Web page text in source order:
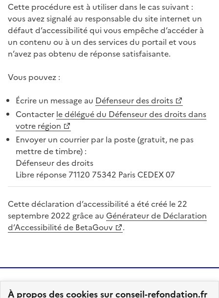
À propos des cookies sur conseil-refondation.fr
Cette procédure est à utiliser dans le cas suivant :
vous avez signalé au responsable du site internet un
défaut d’accessibilité qui vous empêche d’accéder à
un contenu ou à un des services du portail et vous
n’avez pas obtenu de réponse satisfaisante.
Vous pouvez :
Écrire un message au Défenseur des droits
Contacter le délégué du Défenseur des droits dans
votre région
Envoyer un courrier par la poste (gratuit, ne pas
mettre de timbre) :
Défenseur des droits
Libre réponse 71120 75342 Paris CEDEX 07
Cette déclaration d’accessibilité a été créé le 22
septembre 2022 grâce au Générateur de Déclaration
d’Accessibilité de BetaGouv
.